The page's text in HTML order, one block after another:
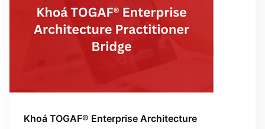
Khoá TOGAF® Enterprise Architecture